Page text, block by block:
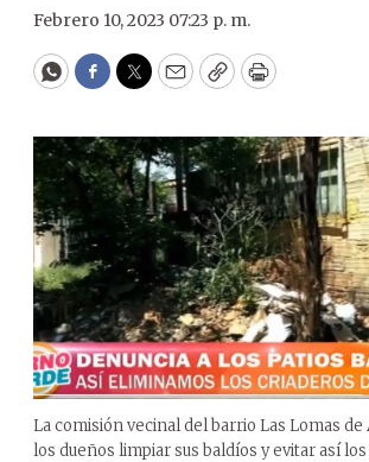
Febrero 10, 2023 07:23 p. m.
WhatsApp
Facebook
Twitter
EmailCopyPrint
La comisión vecinal del barrio Las Lomas de
los dueños limpiar sus baldíos y evitar así